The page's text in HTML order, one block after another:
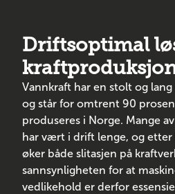
Driftsoptimal
Vannkraft har en stolt og
og står for omtrent 90
produseres i Norge. Mange
har vært i drift lenge, og
øker både slitasjen på
sannsynligheten for at
vedlikehold er derfor